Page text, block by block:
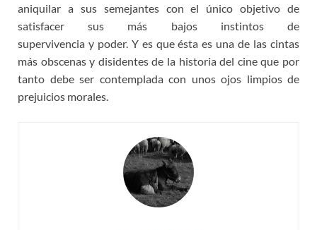
aniquilar a sus semejantes con el único objetivo de
satisfacer sus más bajos instintos de
supervivencia y poder. Y es que ésta es una de las cintas
más obscenas y disidentes de la historia del cine que por
tanto debe ser contemplada con unos ojos limpios de
prejuicios morales.